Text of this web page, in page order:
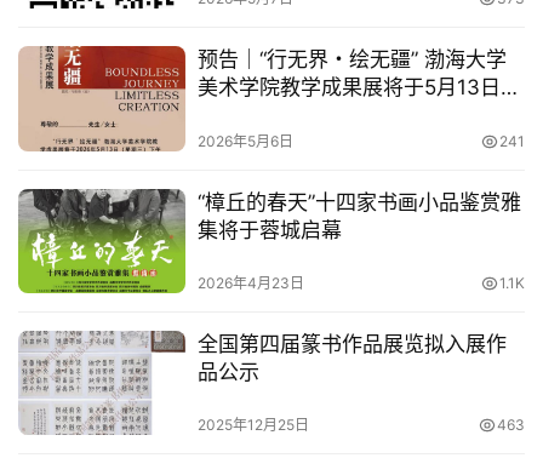
预告｜“行无界・绘无疆” 渤海大学
美术学院教学成果展将于5月13日在
2026年5月6日 241
“樟丘的春天”十四家书画小品鉴赏雅
集将于蓉城启幕
2026年4月23日 1.1K
全国第四届篆书作品展览拟入展作
品公示
2025年12月25日 463